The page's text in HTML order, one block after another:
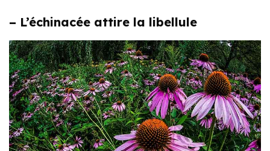
– L’échinacée attire la libellule